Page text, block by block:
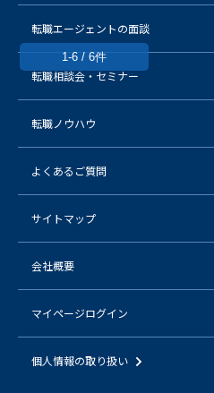
1-6 / 6件
転職エージェントの面談
転職相談会・セミナー
転職ノウハウ
よくあるご質問
サイトマップ
会社概要
マイページログイン
個人情報の取り扱い